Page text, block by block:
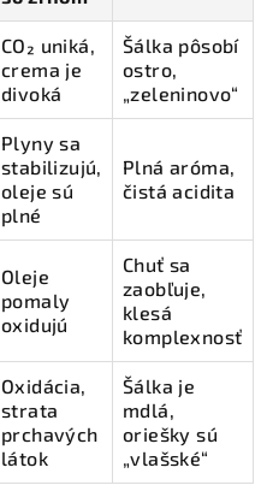
CO₂ uniká,
crema je
divoká
Šálka pôsobí
ostro,
„zeleninovo“
Plyny sa
stabilizujú,
oleje sú
plné
Plná aróma,
čistá acidita
Oleje
pomaly
oxidujú
Chuť sa
zaobľuje,
klesá
komplexnosť
Oxidácia,
strata
prchavých
látok
Šálka je
mdlá,
oriešky sú
„vlašské“